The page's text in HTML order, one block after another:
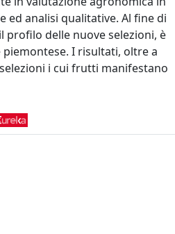
ed analisi qualitative. Al fine di
profilo delle nuove selezioni, è
piemontese. I risultati, oltre a
i cui frutti manifestano